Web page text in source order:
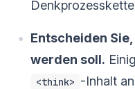
Entscheiden
werden soll.
<think> -Inhalt